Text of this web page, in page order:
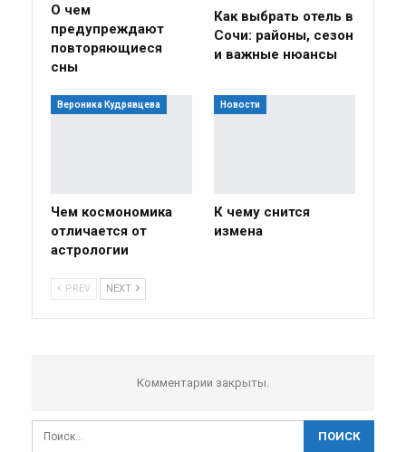
О чем
предупреждают
повторяющиеся
сны
Как выбрать отель в
Сочи: районы, сезон
и важные нюансы
Вероника Кудрявцева
Чем космономика
отличается от
астрологии
Новости
К чему снится
измена
PREV NEXT
Комментарии закрыты.